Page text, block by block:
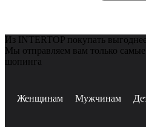
Из INTERTOP покупать выгоднее
Мы отправляем вам только
шопинга
Женщинам Мужчинам